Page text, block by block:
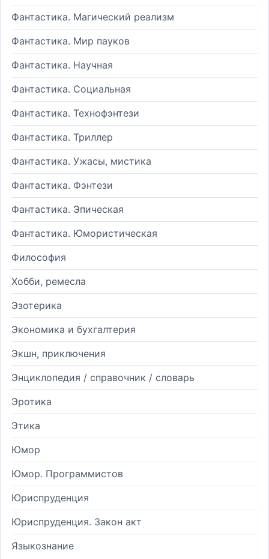
Фантастика. Магический реализм
Фантастика. Мир пауков
Фантастика. Научная
Фантастика. Социальная
Фантастика. Технофэнтези
Фантастика. Триллер
Фантастика. Ужасы, мистика
Фантастика. Фэнтези
Фантастика. Эпическая
Фантастика. Юмористическая
Философия
Хобби, ремесла
Эзотерика
Экономика и бухгалтерия
Экшн, приключения
Энциклопедия / справочник / словарь
Эротика
Этика
Юмор
Юмор. Программистов
Юриспруденция
Юриспруденция. Закон акт
Языкознание